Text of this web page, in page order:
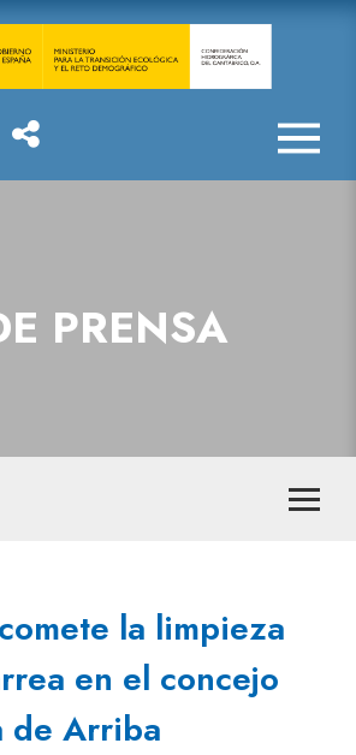
PRENSA
la limpieza
en el concejo
de Arriba